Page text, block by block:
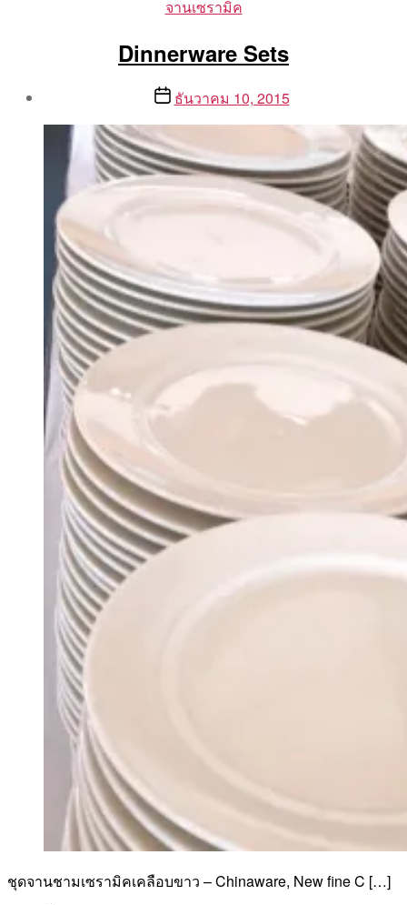
Categories
จานเซรามิค
Dinnerware Sets
By
Aea
Postธันวาคม 10, 2015
ชุดจานชามเซรามิคเคลือบขาว – Chinaware, New fine C […]